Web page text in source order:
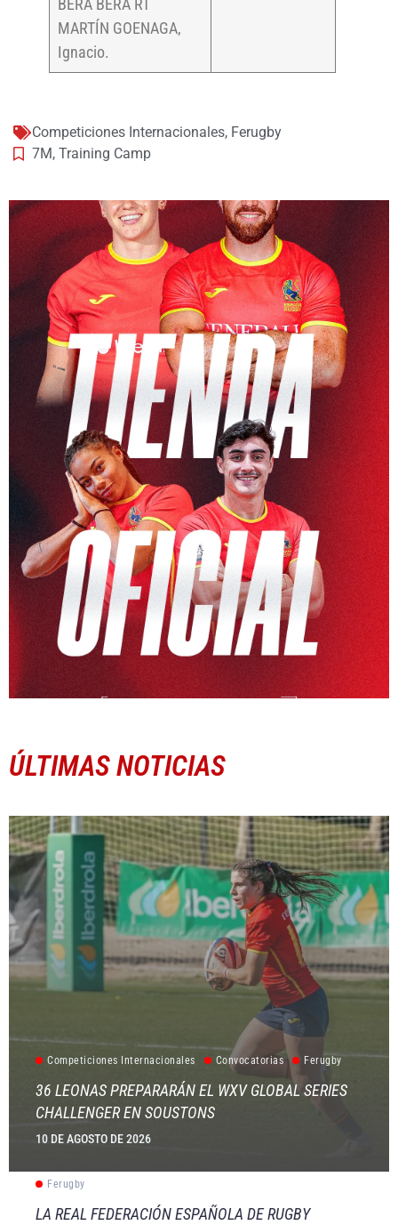
BERA BERA RT
MARTÍN GOENAGA,
Ignacio.
Competiciones Internacionales, Ferugby
7M, Training Camp
ÚLTIMAS NOTICIAS
Competiciones Internacionales Convocatorias Ferugby
36 LEONAS PREPARARÁN EL WXV GLOBAL SERIES
CHALLENGER EN SOUSTONS
10 DE AGOSTO DE 2026
Ferugby
LA REAL FEDERACIÓN ESPAÑOLA DE RUGBY